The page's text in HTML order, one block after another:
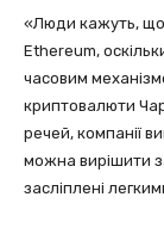
«Люди кажуть, що
Ethereum,
часовим
криптовалюти
речей, компанії
можна вирішити
засліплені